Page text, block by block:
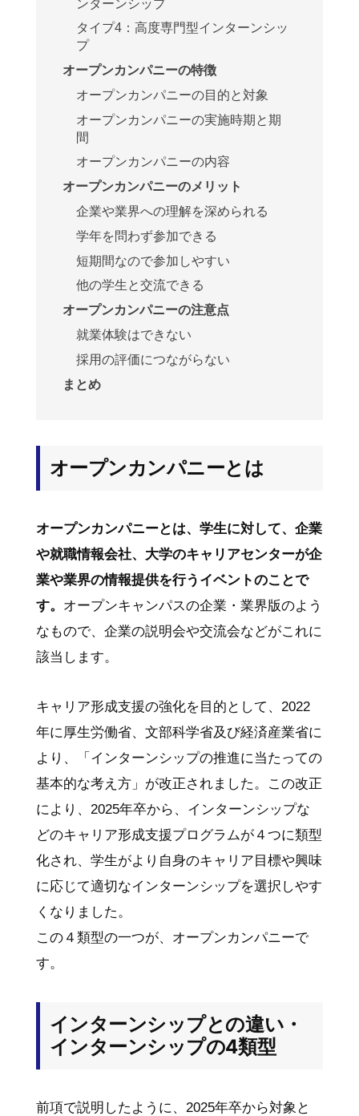
ンターンシップ
タイプ4：高度専門型インターンシッ
プ
オープンカンパニーの特徴
オープンカンパニーの目的と対象
オープンカンパニーの実施時期と期
間
オープンカンパニーの内容
オープンカンパニーのメリット
企業や業界への理解を深められる
学年を問わず参加できる
短期間なので参加しやすい
他の学生と交流できる
オープンカンパニーの注意点
就業体験はできない
採用の評価につながらない
まとめ
オープンカンパニーとは
オープンカンパニーとは、学生に対して、企業
や就職情報会社、大学のキャリアセンターが企
業や業界の情報提供を行うイベントのことで
す。 オープンキャンパスの企業・業界版のよう
なもので、企業の説明会や交流会などがこれに
該当します。
キャリア形成支援の強化を目的として、2022
年に厚生労働省、文部科学省及び経済産業省に
より、「インターンシップの推進に当たっての
基本的な考え方」が改正されました。この改正
により、2025年卒から、インターンシップな
どのキャリア形成支援プログラムが４つに類型
化され、学生がより自身のキャリア目標や興味
に応じて適切なインターンシップを選択しやす
くなりました。
この４類型の一つが、オープンカンパニーで
す。
インターンシップとの違い・
インターンシップの4類型
前項で説明したように、2025年卒から対象と